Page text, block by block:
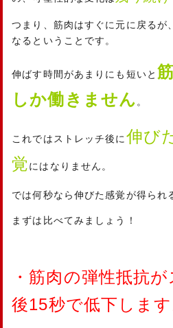
つまり、筋肉はすぐに元に戻るが
なるということです。
伸ばす時間があまりにも短いと
しか働きません 。
これではストレッチ後に 伸び
覚にはなりません。
では何秒なら伸びた感覚が得られ
まずは比べてみましょう！
・筋肉の弾性抵抗
後15秒で低下します